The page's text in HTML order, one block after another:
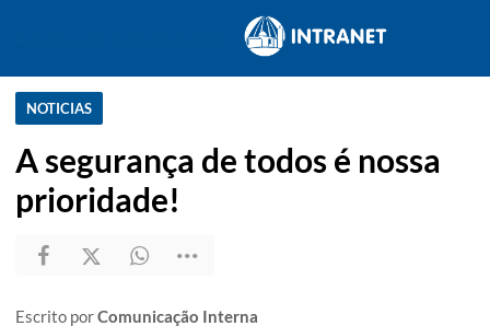
NOTICIAS
A segurança de todos é nossa
prioridade!
Escrito porComunicação Interna